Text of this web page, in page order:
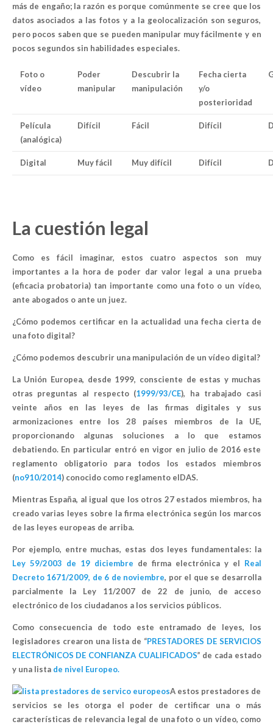
más de engaño; la razón es porque comúnmente se cree que los
datos asociados a las fotos y a la geolocalización son seguros,
pero pocos saben que se pueden manipular muy fácilmente y en
pocos segundos sin habilidades especiales.
Foto o
vídeo
Poder
manipular
Descubrir la
manipulación
Fecha cierta
y/o
posterioridad
Película
(analógica)
Difícil Fácil Difícil
Digital Muy fácil Muy difícil Difícil
La cuestión legal
Como es fácil imaginar, estos cuatro aspectos son muy
importantes a la hora de poder dar valor legal a una prueba
(eficacia probatoria) tan importante como una foto o un vídeo,
ante abogados o ante un juez.
¿Cómo podemos certificar en la actualidad una fecha cierta de
una foto digital?
¿Cómo podemos descubrir una manipulación de un vídeo digital?
La Unión Europea, desde 1999, consciente de estas y muchas
otras preguntas al respecto (1999/93/CE), ha trabajado casi
veinte años en las leyes de las firmas digitales y sus
armonizaciones entre los 28 países miembros de la UE,
proporcionando algunas soluciones a lo que estamos
debatiendo. En particular entró en vigor en julio de 2016 este
reglamento obligatorio para todos los estados miembros
(no910/2014) conocido como reglamento eIDAS.
Mientras España, al igual que los otros 27 estados miembros, ha
creado varias leyes sobre la firma electrónica según los marcos
de las leyes europeas de arriba.
Por ejemplo, entre muchas, estas dos leyes fundamentales: la
Ley 59/2003 de 19 diciembre de firma electrónica y el Real
Decreto 1671/2009, de 6 de noviembre, por el que se desarrolla
parcialmente la Ley 11/2007 de 22 de junio, de acceso
electrónico de los ciudadanos a los servicios públicos.
Como consecuencia de todo este entramado de leyes, los
legisladores crearon una lista de “PRESTADORES DE SERVICIOS
ELECTRÓNICOS DE CONFIANZA CUALIFICADOS” de cada estado
y una lista de nivel Europeo.
A estos prestadores de
servicios se les otorga el poder de certificar una o más
características de relevancia legal de una foto o un vídeo, como